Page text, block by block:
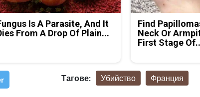
Is A Parasite, And It
From A Drop Of Plain...
Find
Neck Or
First Stage
Тагове: Убийство Франция